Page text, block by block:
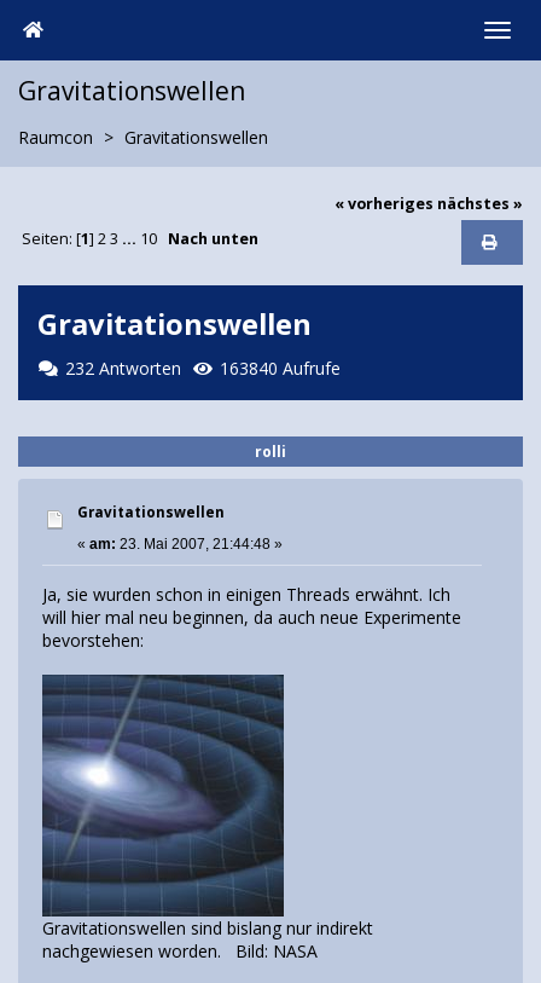
Gravitationswellen
Raumcon Gravitationswellen
« vorheriges nächstes »
Seiten: [1] 2 3 ... 10 Nach unten
Gravitationswellen
232 Antworten 163840 Aufrufe
rolli
Gravitationswellen
« am: 23. Mai 2007, 21:44:48 »
Ja, sie wurden schon in einigen Threads erwähnt. Ich
will hier mal neu beginnen, da auch neue Experimente
bevorstehen:
Gravitationswellen sind bislang nur indirekt
nachgewiesen worden. Bild: NASA